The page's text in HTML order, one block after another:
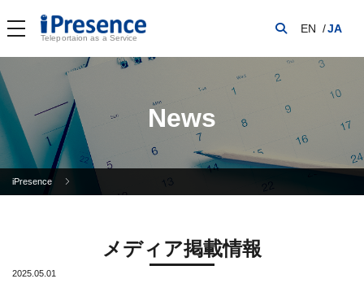
Teleportaion as a Service
EN JA
News
iPresence
メディア掲載情報
2025.05.01